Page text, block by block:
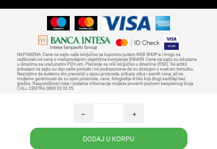
i
h
NAPOMENA: Cene na sajtu važe isključivo za kupovinu putem WEB SHOP-a i mogu se
razlikovati od cena u maloprodajnim objektima kompanije ENMON. Cene na sajtu su iskazane
u dinarima sa uračunatim PDV-om. Plaćanje se vrši isključivo u dinarima (RSD). Svi artikli
prikazani na sajtu su deo naše ponude i ne podrazumeva da su dostupni u svakom trenutku.
Nastojimo da budemo što precizniji u opisu proizvoda, prikazu slika i samih cena, ali ne
možemo garantovati da su opisi proizvoda, cene, fotografije ili bilo koji drugi sadržaji bez
greške. Raspoloživost robe i dodatne informacije možete proveriti pozivom besplatnog broja
CALL CENTRA 0800 33 33 35.